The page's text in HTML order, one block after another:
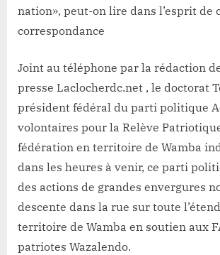
nation», peut-on lire dans l’esprit de
correspondance
Joint au téléphone par la rédaction
presse Laclocherdc.net , le doctorat
président fédéral du parti politique
volontaires pour la Relève
fédération en territoire de Wamba
dans les heures à venir, ce parti
des actions de grandes envergures
descente dans la rue sur toute
territoire de Wamba en soutien aux
patriotes Wazalendo.